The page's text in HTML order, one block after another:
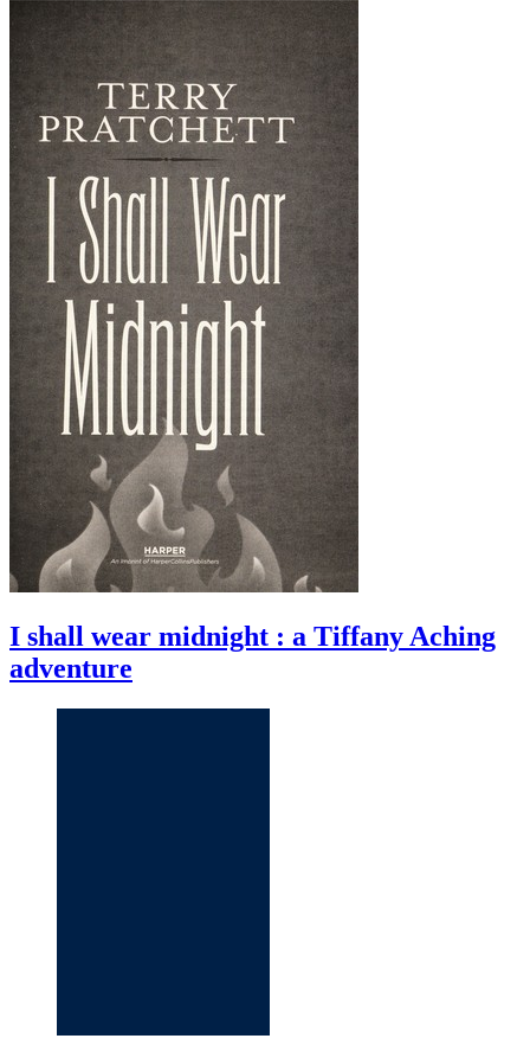
I shall wear midnight : a Tiffany Aching
adventure